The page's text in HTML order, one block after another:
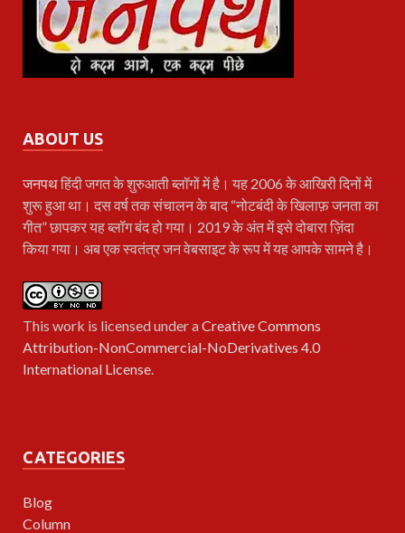
ABOUT US
जनपथहिंदी जगत के शुरुआती ब्लॉगों में है। यह 2006 के आखिरी दिनों में
शुरू हुआ था। दस वर्ष तक संचालन के बाद “नोटबंदी के खिलाफ़ जनता का
गीत” छापकर यह ब्लॉग बंद हो गया। 2019 के अंत में इसे दोबारा ज़िंदा
किया गया। अब एक स्वतंत्र जन वेबसाइट के रूप में यह आपके सामने है।
This work is licensed under aCreative Commons
Attribution-NonCommercial-NoDerivatives 4.0
International License.
CATEGORIES
Blog
Column